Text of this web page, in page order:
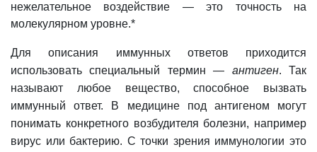
нежелательное воздействие — это точность на
молекулярном уровне.*
Для описания иммунных ответов приходится
использовать специальный термин — антиген. Так
называют любое вещество, способное вызвать
иммунный ответ. В медицине под антигеном могут
понимать конкретного возбудителя болезни, например
вирус или бактерию. С точки зрения иммунологии это